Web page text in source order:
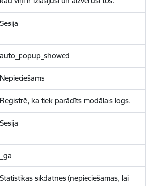
Sesija
auto_popup_showed
Nepieciešams
Reģistrē, ka tiek parādīts modālais logs.
Sesija
_ga
Statistikas sīkdatnes (nepieciešamas, lai